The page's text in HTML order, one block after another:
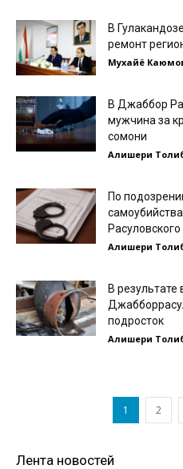
В
ремонт
Мухайё
В Джаббор
мужчина за
сомони
Алишери
По
Алишери
В результате
подросток
Алишери
1 2
Лента новостей